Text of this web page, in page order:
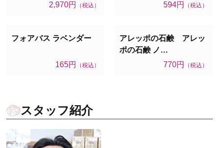
2,970円
（税込）
594円
（税込）
フォアバス ラベンダー
165円 （税込）
アレッポの石鹸 アレッ
ポの石鹸 ノ…
770円
（税込）
スタッフ紹介